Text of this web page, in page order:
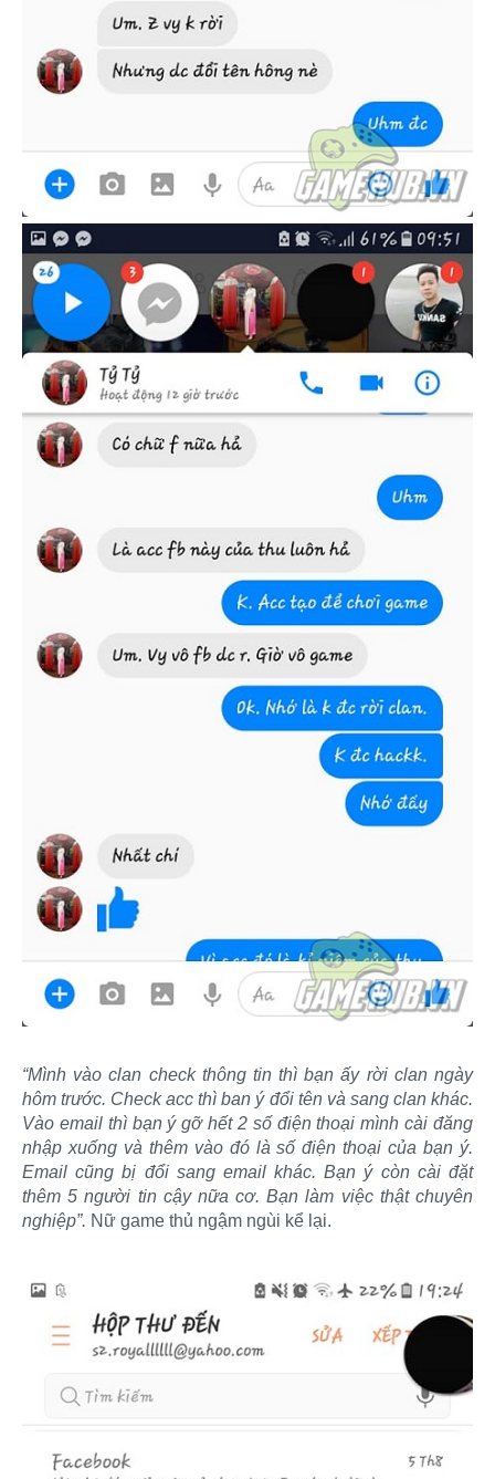
“Mình vào clan check thông tin thì bạn ấy rời clan ngày
hôm trước. Check acc thì ban ý đổi tên và sang clan khác.
Vào email thì bạn ý gỡ hết 2 số điện thoại mình cài đăng
nhập xuống và thêm vào đó là số điện thoại của bạn ý.
Email cũng bị đổi sang email khác. Bạn ý còn cài đặt
thêm 5 người tin cậy nữa cơ. Bạn làm việc thật chuyên
nghiệp”. Nữ game thủ ngậm ngùi kể lại.